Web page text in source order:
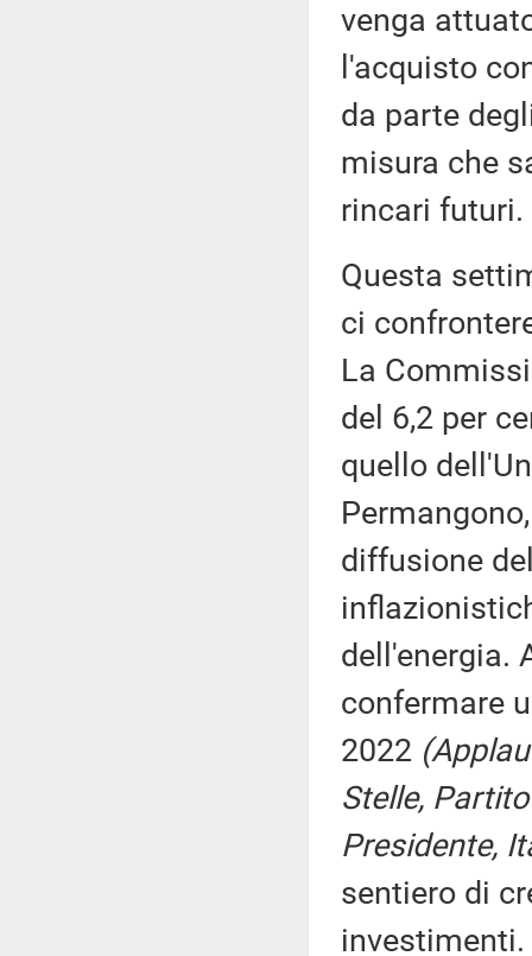
venga
l'acquisto
da parte
misura che
rincari futuri.
Questa
ci
La
del 6,2 per
quello
diffusione
dell'energia.
confermare
2022
Stelle,
Presidente,
sentiero di
investimenti.